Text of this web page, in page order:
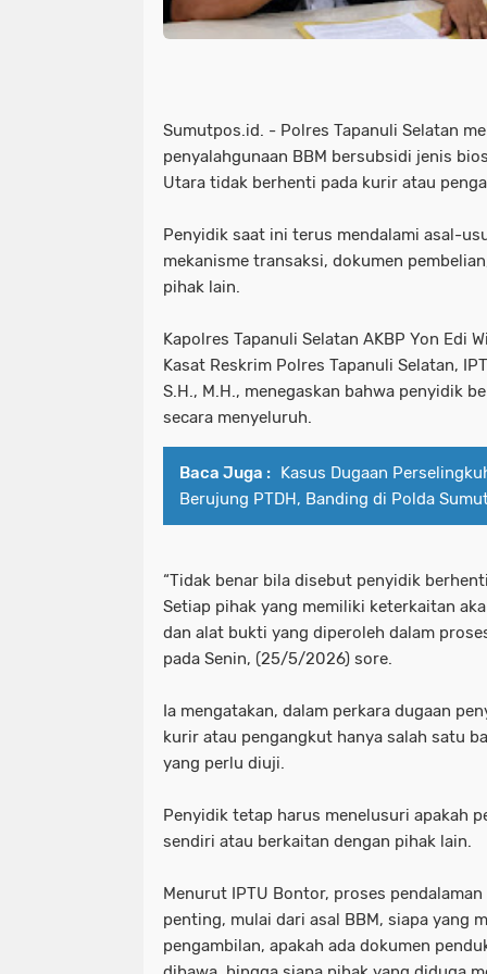
Sumutpos.id. - Polres Tapanuli Selatan
penyalahgunaan BBM bersubsidi jenis
Utara tidak berhenti pada kurir atau
Penyidik saat ini terus mendalami asal-
mekanisme transaksi, dokumen
pihak lain.
Kapolres Tapanuli Selatan AKBP Yon Edi
Kasat Reskrim Polres Tapanuli Selatan,
S.H., M.H., menegaskan bahwa penyidik
secara menyeluruh.
Baca Juga : Kasus Dugaan
Berujung PTDH, Banding di Polda
“Tidak benar bila disebut penyidik
Setiap pihak yang memiliki keterkaitan
dan alat bukti yang diperoleh dalam
pada Senin, (25/5/2026) sore.
Ia mengatakan, dalam perkara dugaan
kurir atau pengangkut hanya salah satu
yang perlu diuji.
Penyidik tetap harus menelusuri apakah
sendiri atau berkaitan dengan pihak lain.
Menurut IPTU Bontor, proses
penting, mulai dari asal BBM, siapa yang
pengambilan, apakah ada dokumen